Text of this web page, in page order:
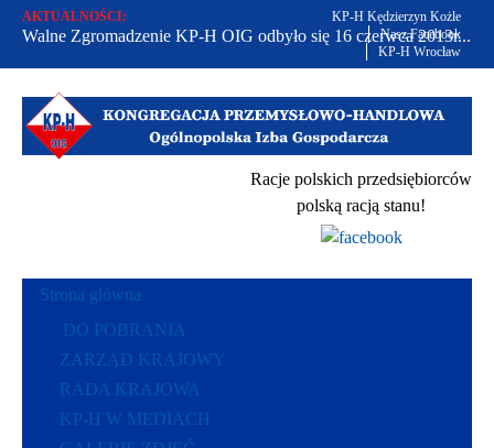
AKTUALNOŚCI:
Walne Zgromadzenie KP-H OIG odbyło się 16 czerwca 2013r...
Od 2002 r. bronimy praw polskich przedsiębiorców...
Racje polskich przedsiębiorców polską racją stanu...
KP-H Kędzierzyn Kożle
Nasz Facebook
KP-H Wrocław
Racje polskich przedsiębiorców
polską racją stanu!
Strona główna
DO POBRANIA
ZARZĄD KRAJOWY
RADA KRAJOWA
KP-H W MEDIACH